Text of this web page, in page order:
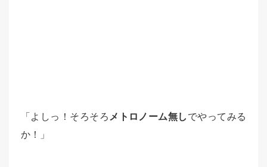
「よしっ！そろそろ メトロノーム無し でやってみる
か！」